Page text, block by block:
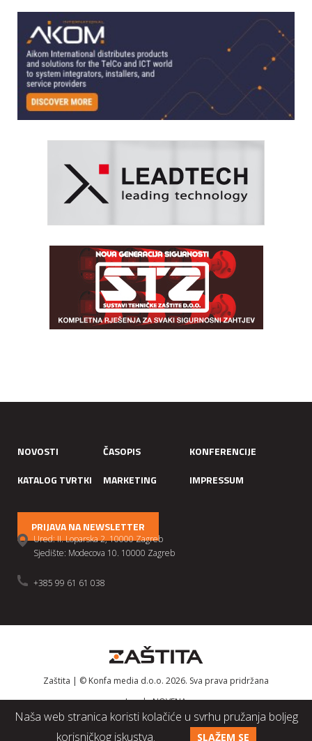
Naša web stranica koristi kolačiće u svrhu pružanja boljeg
korisničkog iskustva.
SLAŽEM SE
NOVOSTI ČASOPIS
KONFERENCIJE
KATALOG TVRTKI
MARKETING IMPRESSUM
PRIJAVA NA NEWSLETTER
Ured: II. Loparska 2, 10000 Zagreb
Sjedište: Modecova 10. 10000 Zagreb
+385 99 61 61 038
Zaštita | © Konfa media d.o.o. 2026. Sva prava pridržana
IzradaNOVENA